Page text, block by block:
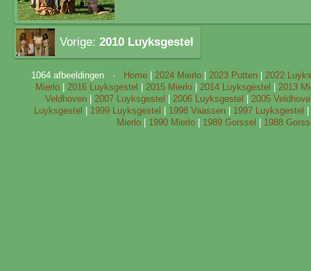
Vorige: 2010 Luyksgestel
1064 afbeeldingen · Home |2024 Mierlo |2023 Putten |2022
Mierlo
2016 Luyksgestel 2015 Mierlo 2014 Luyksgestel
2013
Veldhoven
2007 Luyksgestel 2006 Luyksgestel
2005
Luyksgestel
1999 Luyksgestel 1998 Vaassen 1997 Luyksgestel
Mierlo
1990 Mierlo 1989 Gorssel 1988